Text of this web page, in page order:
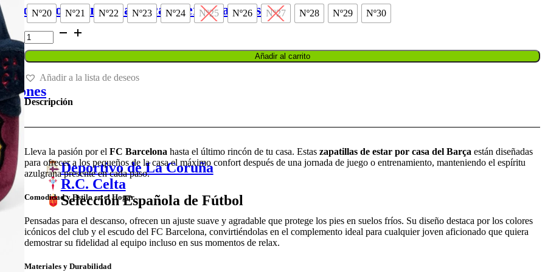
porteroEspinilleras y canillerasBalones
Balones
Deportivo de La Coruña
R.C. Celta
Selección Española de Fútbol
Nº20
Nº21 Nº22 Nº23 Nº24 Nº25 Nº26 Nº27 Nº28 Nº29
Nº30
ZAPATILLA
DE
CASA
FC
BARCELONA
cantidad
Añadir al carrito
Añadir a la lista de deseos
Descripción
Lleva la pasión por el FC Barcelona hasta el último rincón de tu casa. Estas zapatillas de estar por casa del Barça están diseñadas
para ofrecer a los pequeños de la casa el máximo confort después de una jornada de juego o entrenamiento, manteniendo el espíritu
azulgrana presente en cada paso.
Comodidad y Estilo en el Hogar
Pensadas para el descanso, ofrecen un ajuste suave y agradable que protege los pies en suelos fríos. Su diseño destaca por los colores
icónicos del club y el escudo del FC Barcelona, convirtiéndolas en el complemento ideal para cualquier joven aficionado que quiera
demostrar su fidelidad al equipo incluso en sus momentos de relax.
Materiales y Durabilidad